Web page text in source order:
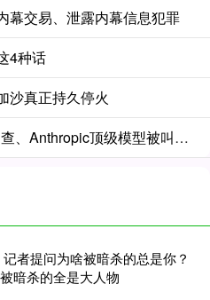
幕交易、泄露内幕信息犯罪
4种话
沙真正持久停火
天胜资产 OpenAI突遭联合调查、Anthropic顶级模型被叫停，美国AI监管风暴升级
者提问为啥被暗杀的总是你？
暗杀的全是大人物